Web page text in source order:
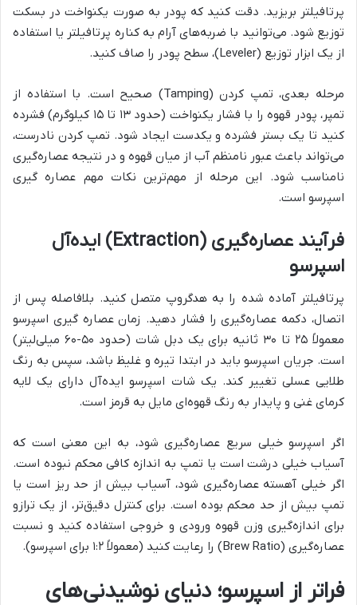
پرتافیلتر بریزید. دقت کنید که پودر به صورت یکنواخت در بسکت
توزیع شود. می‌توانید با ضربه‌های آرام به کناره پرتافیلتر یا استفاده
از یک ابزار توزیع (Leveler)، سطح پودر را صاف کنید.
مرحله بعدی، تمپ کردن (Tamping) صحیح است. با استفاده از
تمپر، پودر قهوه را با فشار یکنواخت (حدود ۱۳ تا ۱۵ کیلوگرم) فشرده
کنید تا یک بستر فشرده و یکدست ایجاد شود. تمپ کردن نادرست،
می‌تواند باعث عبور نامنظم آب از میان قهوه و در نتیجه عصاره‌گیری
نامناسب شود. این مرحله از مهم‌ترین نکات مهم عصاره گیری
اسپرسو است.
فرآیند عصاره‌گیری (Extraction) ایده‌آل
اسپرسو
پرتافیلتر آماده شده را به هدگروپ متصل کنید. بلافاصله پس از
اتصال، دکمه عصاره‌گیری را فشار دهید. زمان عصاره گیری اسپرسو
معمولاً ۲۵ تا ۳۰ ثانیه برای یک دبل شات (حدود ۵۰-۶۰ میلی‌لیتر)
است. جریان اسپرسو باید در ابتدا تیره و غلیظ باشد، سپس به رنگ
طلایی عسلی تغییر کند. یک شات اسپرسو ایده‌آل دارای یک لایه
کرمای غنی و پایدار به رنگ قهوه‌ای مایل به قرمز است.
اگر اسپرسو خیلی سریع عصاره‌گیری شود، به این معنی است که
آسیاب خیلی درشت است یا تمپ به اندازه کافی محکم نبوده است.
اگر خیلی آهسته عصاره‌گیری شود، آسیاب بیش از حد ریز است یا
تمپ بیش از حد محکم بوده است. برای کنترل دقیق‌تر، از یک ترازو
برای اندازه‌گیری وزن قهوه ورودی و خروجی استفاده کنید و نسبت
عصاره‌گیری (Brew Ratio) را رعایت کنید (معمولاً ۱:۲ برای اسپرسو).
فراتر از اسپرسو؛ دنیای نوشیدنی‌های